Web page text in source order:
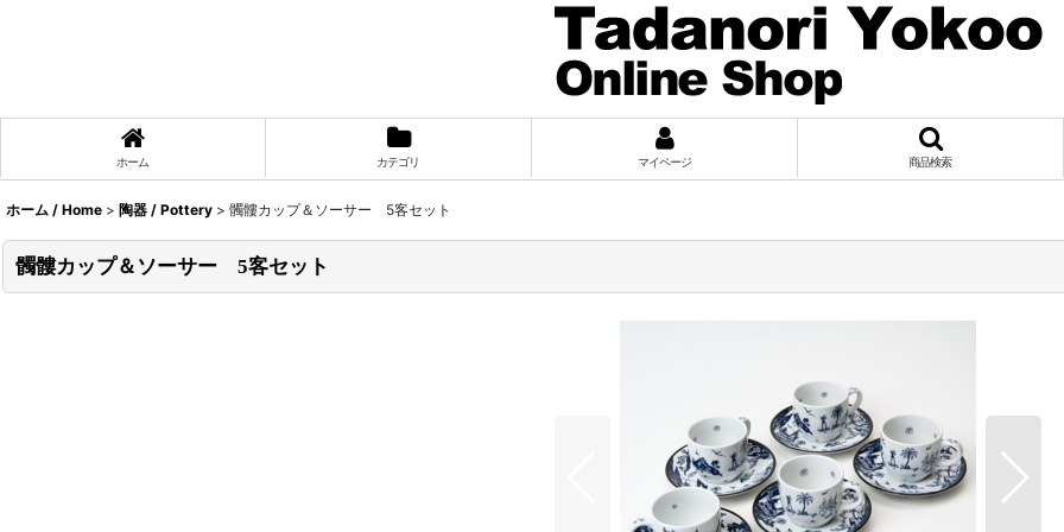
ホーム カテゴリ マイページ 商品検索
ホーム / Home > 陶器 / Pottery > 髑髏カップ＆ソーサー 5客セット
髑髏カップ＆ソーサー 5客セット